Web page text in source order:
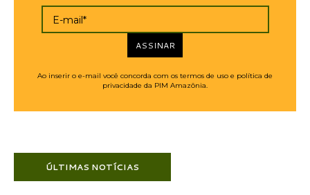
E-mail*
ASSINAR
Ao inserir o e-mail você concorda com os termos de uso e política de
privacidade da PIM Amazônia.
ÚLTIMAS NOTÍCIAS